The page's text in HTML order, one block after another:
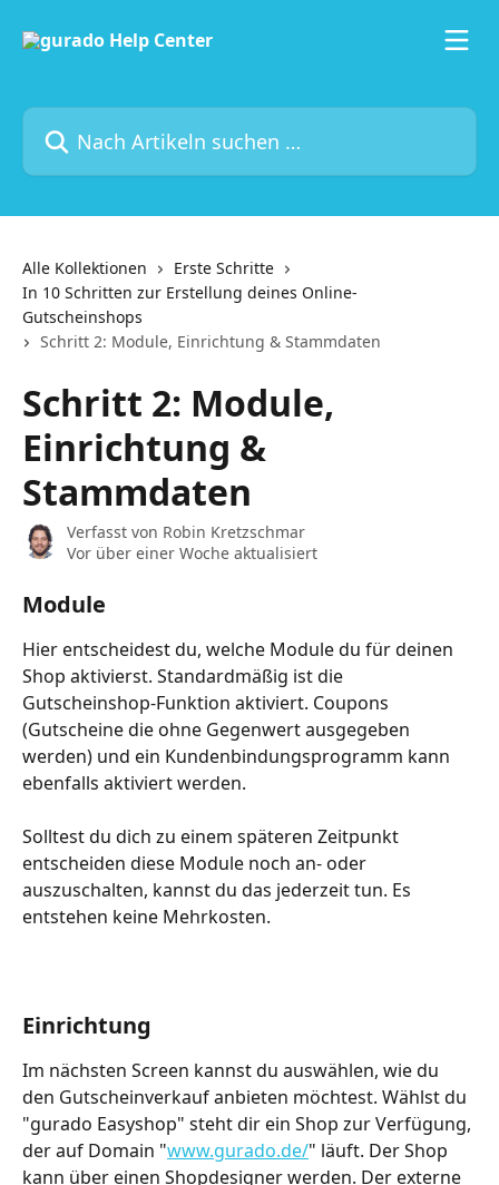
Nach Artikeln suchen …
Alle Kollektionen
Erste Schritte
In 10 Schritten zur Erstellung deines Online-
Gutscheinshops
Schritt 2: Module, Einrichtung & Stammdaten
Schritt 2: Module,
Einrichtung &
Stammdaten
Verfasst von Robin Kretzschmar
Vor über einer Woche aktualisiert
Module
Hier entscheidest du, welche Module du für deinen
Shop aktivierst. Standardmäßig ist die
Gutscheinshop-Funktion aktiviert. Coupons
(Gutscheine die ohne Gegenwert ausgegeben
werden) und ein Kundenbindungsprogramm kann
ebenfalls aktiviert werden.
Solltest du dich zu einem späteren Zeitpunkt
entscheiden diese Module noch an- oder
auszuschalten, kannst du das jederzeit tun. Es
entstehen keine Mehrkosten.
Einrichtung
Im nächsten Screen kannst du auswählen, wie du
den Gutscheinverkauf anbieten möchtest. Wählst du
"gurado Easyshop" steht dir ein Shop zur Verfügung,
der auf Domain "www.gurado.de/" läuft. Der Shop
kann über einen Shopdesigner werden. Der externe